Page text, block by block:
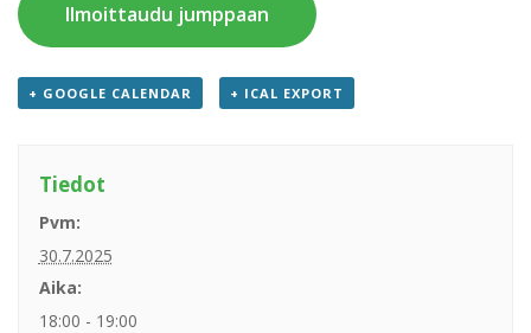
Ilmoittaudu jumppaan
+ GOOGLE CALENDAR + ICAL EXPORT
Tiedot
Pvm:
30.7.2025
Aika:
18:00 - 19:00